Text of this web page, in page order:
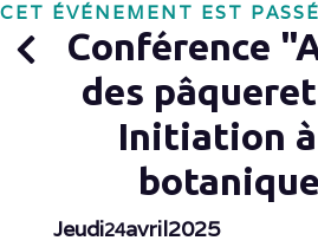
CET ÉVÉNEMENT EST PASSÉ
Conférence
des
Initiation
Jeudi24avril2025